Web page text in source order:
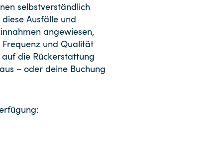
selbstverständlich
Ausfälle und
angewiesen,
und Qualität
die Rückerstattung
– oder deine Buchung